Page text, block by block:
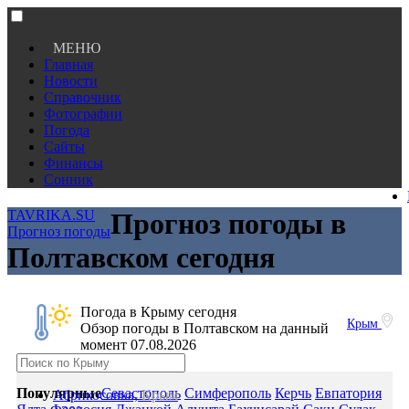
МЕНЮ
Главная
Новости
Справочник
Фотографии
Погода
Сайты
Финансы
Сонник
TAVRIKA.SU
Прогноз погодыПрогноз погоды в
Полтавском сегодня
Крым
Погода в Крыму сегодня
Обзор погоды в Полтавском на данный
момент 07.08.2026
Абрикосовка,Крым
ПопулярныеСевастополь Симферополь Керчь Евпатория